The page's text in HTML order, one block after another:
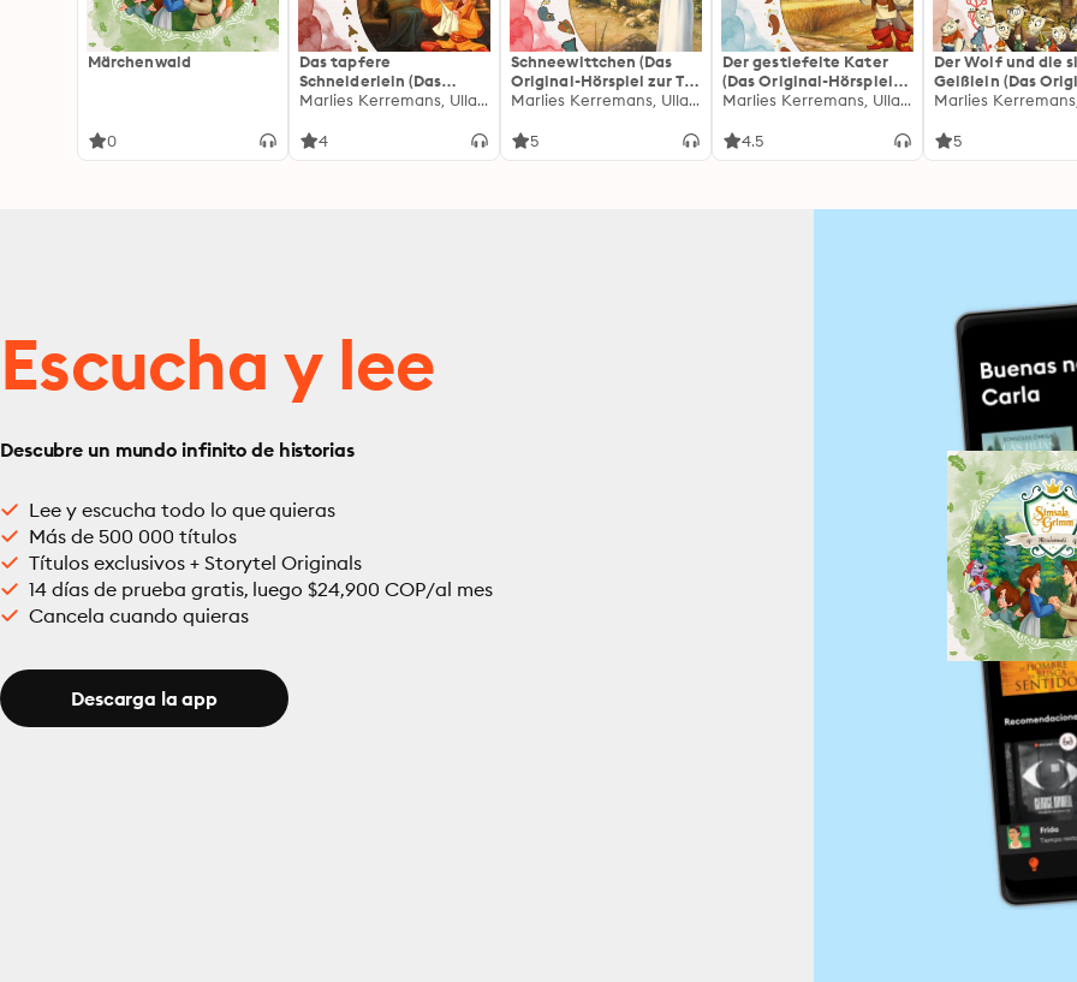
Märchenwald
0
Das tapfere
Schneiderlein (Das
Original-Hörspiel zur TVMarlies Kerremans, Ulla Ziemann, David Wiesner, Ralph Trommer, Jörn Schröder, Michael Mädel, Klaus Döring, Jan Lepold, Horst P. Lommer
4
Schneewittchen (Das
Original-Hörspiel zur TV
Serie)
Marlies Kerremans, Ulla Ziemann, David Wiesner, Ralph Trommer, Jörn Schröder, Michael Mädel, Klaus Döring, Jan Lepold, Horst P. Lommer
5
Der gestiefelte Kater
(Das Original-Hörspiel
zur TV Serie)
Marlies Kerremans, Ulla Ziemann, David Wiesner, Ralph Trommer, Jörn Schröder, Michael Mädel, Klaus Döring, Jan Lepold, Horst P. Lommer
4.5
Der Wolf und die
Geißlein (Das
Hörspiel zur TV
5
Escucha y lee
Descubre un mundo infinito de historias
Lee y escucha todo lo que quieras
Más de 500 000 títulos
Títulos exclusivos + Storytel Originals
14 días de prueba gratis, luego $24,900 COP/al mes
Cancela cuando quieras
Descarga la app